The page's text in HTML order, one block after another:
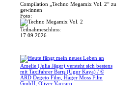
Compilation „Techno Megamix Vol. 2“ zu
gewinnen
Foto:
Teilnahmeschluss:
17.09.2026
Amelie (Julia Jäger) versteht sich bestens
mit Taxifahrer Barış (Ugur Kaya) / ©
ARD Degeto Film, Hager Moss Film
GmbH, Oliver Vaccaro